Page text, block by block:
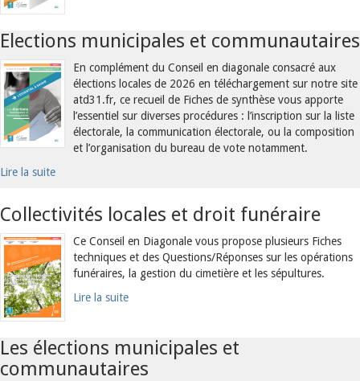
Elections municipales et communautaires
En complément du Conseil en diagonale consacré aux
élections locales de 2026 en téléchargement sur notre site
atd31.fr, ce recueil de Fiches de synthèse vous apporte
l’essentiel sur diverses procédures : l’inscription sur la liste
électorale, la communication électorale, ou la composition
et l’organisation du bureau de vote notamment.
Lire la suite
Collectivités locales et droit funéraire
Ce Conseil en Diagonale vous propose plusieurs Fiches
techniques et des Questions/Réponses sur les opérations
funéraires, la gestion du cimetière et les sépultures.
Lire la suite
Les élections municipales et
communautaires